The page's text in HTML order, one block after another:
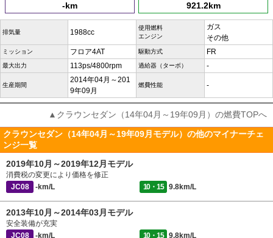
-km 921.2km
排気量 1988cc
使用燃料
エンジン
ガス
その他
ミッション フロア4AT 駆動方式 FR
最大出力 113ps/4800rpm 過給器（ターボ） -
生産期間
2014年04月～201
9年09月
燃費性能 -
▲クラウンセダン（14年04月～19年09月）の燃費TOPへ
クラウンセダン（14年04月～19年09月モデル）の他のマイナーチェ
ンジ一覧
2019年10月～2019年12月モデル
消費税の変更により価格を修正
JC08
-km/L 10・15 9.8km/L
2013年10月～2014年03月モデル
安全装備が充実
JC08
-km/L 10・15 9.8km/L